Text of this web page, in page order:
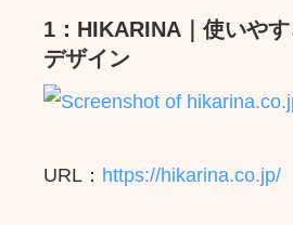
1：HIKARINA｜使いや
デザイン
URL： https://hikarina.co.jp/